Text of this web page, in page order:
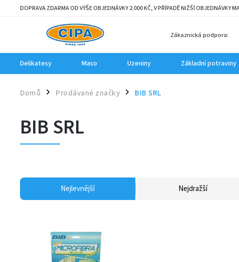
DOPRAVA ZDARMA OD VÝŠE OBJEDNÁVKY 2.000 KČ, V PŘÍPADĚ NIŽŠÍ OBJEDNÁVKY
Zákaznická podpora:
Delikatesy Maso Uzeniny Základní potraviny
Domů / Prodávané značky / BIB SRL
BIB SRL
Nejlevnější Nejdražší